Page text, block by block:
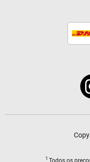
1 Todos os